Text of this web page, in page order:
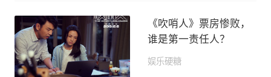
《吹哨人》票房惨败，
谁是第一责任人？
娱乐硬糖